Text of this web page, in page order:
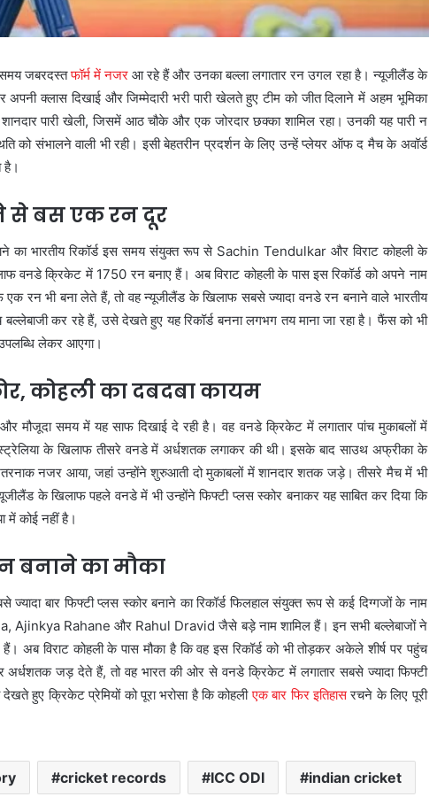
जबरदस्तफॉर्म में नजरआ रहे हैं और उनका बल्ला लगातार रन उगल रहा है। न्यूजीलैंड के
क्लास दिखाई और जिम्मेदारी भरी पारी खेलते हुए टीम को जीत दिलाने में अहम भूमिका
पारी खेली, जिसमें आठ चौके और एक जोरदार छक्का शामिल रहा। उनकी यह पारी न
को संभालने वाली भी रही। इसी बेहतरीन प्रदर्शन के लिए उन्हें प्लेयर ऑफ द मैच के अवॉर्ड
है।
से बस एक रन दूर
का भारतीय रिकॉर्ड इस समय संयुक्त रूप से Sachin Tendulkarऔर विराट कोहली के
वनडे क्रिकेट में 1750 रन बनाए हैं। अब विराट कोहली के पास इस रिकॉर्ड को अपने नाम
रन भी बना लेते हैं, तो वह न्यूजीलैंड के खिलाफ सबसे ज्यादा वनडे रन बनाने वाले भारतीय
कर रहे हैं, उसे देखते हुए यह रिकॉर्ड बनना लगभग तय माना जा रहा है। फैंस को भी
लेकर आएगा।
कोहली का दबदबा कायम
और मौजूदा समय में यह साफ दिखाई दे रही है। वह वनडे क्रिकेट में लगातार पांच मुकाबलों में
के खिलाफ तीसरे वनडे में अर्धशतक लगाकर की थी। इसके बाद साउथ अफ्रीका के
नजर आया, जहां उन्होंने शुरुआती दो मुकाबलों में शानदार शतक जड़े। तीसरे मैच में भी
के खिलाफ पहले वनडे में भी उन्होंने फिफ्टी प्लस स्कोर बनाकर यह साबित कर दिया कि
में कोई नहीं है।
बनाने का मौका
बार फिफ्टी प्लस स्कोर बनाने का रिकॉर्ड फिलहाल संयुक्त रूप से कई दिग्गजों के नाम
, Ajinkya Rahane और Rahul Dravid जैसे बड़े नाम शामिल हैं। इन सभी बल्लेबाजों ने
अब विराट कोहली के पास मौका है कि वह इस रिकॉर्ड को भी तोड़कर अकेले शीर्ष पर पहुंच
जड़ देते हैं, तो वह भारत की ओर से वनडे क्रिकेट में लगातार सबसे ज्यादा फिफ्टी
हुए क्रिकेट प्रेमियों को पूरा भरोसा है कि कोहलीएक बार फिर इतिहासरचने के लिए पूरी
cricket records ICC ODI indian cricket